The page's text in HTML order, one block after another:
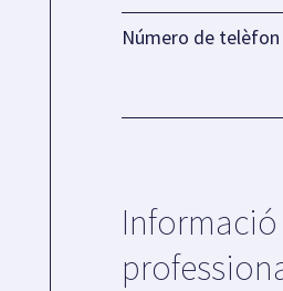
Número de telèfon
Informació